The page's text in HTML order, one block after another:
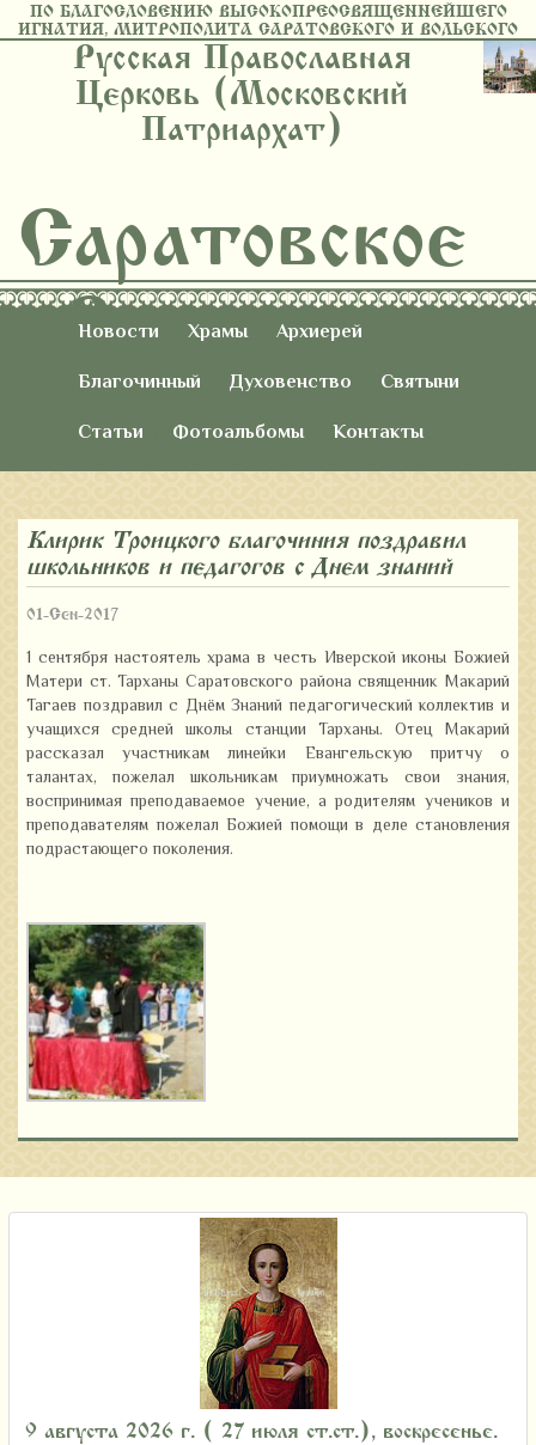
ПО БЛАГОСЛОВЕНИЮ ВЫСОКОПРЕОСВЯЩЕННЕЙШЕГО
ИГНАТИЯ, МИТРОПОЛИТА САРАТОВСКОГО И ВОЛЬСКОГО
Русская Православная
Церковь (Московский
Патриархат)
Саратовское
Восточное
Благочиние
Новости Храмы
Архиерей
Благочинный
Духовенство
Святыни
Статьи
Фотоальбомы Контакты
Клирик Троицкого благочиния поздравил
школьников и педагогов с Днем знаний
01-Сен-2017
1 сентября настоятель храма в честь Иверской иконы Божией
Матери ст. Тарханы Саратовского района священник Макарий
Тагаев поздравил с Днём Знаний педагогический коллектив и
учащихся средней школы станции Тарханы. Отец Макарий
рассказал участникам линейки Евангельскую притчу о
талантах, пожелал школьникам приумножать свои знания,
воспринимая преподаваемое учение, а родителям учеников и
преподавателям пожелал Божией помощи в деле становления
подрастающего поколения.
9 августа 2026 г. ( 27 июля ст.ст.), воскресенье.